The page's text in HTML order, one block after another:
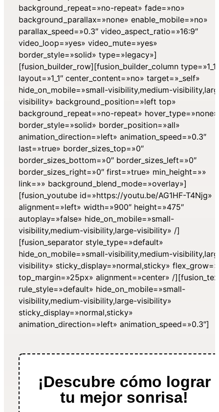
background_repeat=»no-repeat» fade=»no»
background_parallax=»none» enable_mobile=»no»
parallax_speed=»0.3″ video_aspect_ratio=»16:9″
video_loop=»yes» video_mute=»yes»
border_style=»solid» type=»legacy»]
[fusion_builder_row][fusion_builder_column type=»1_1″
layout=»1_1″ center_content=»no» target=»_self»
hide_on_mobile=»small-visibility,medium-
visibility» background_position=»left top»
background_repeat=»no-repeat» hover_type=»none»
border_style=»solid» border_position=»all»
animation_direction=»left» animation_speed=»0.3″
last=»true» border_sizes_top=»0″
border_sizes_bottom=»0″ border_sizes_left=»0″
border_sizes_right=»0″ first=»true» min_height=»»
link=»» background_blend_mode=»overlay»]
[fusion_youtube id=»https://youtu.be/AG1HF-T4Njg»
alignment=»left» width=»900″ height=»475″
autoplay=»false» hide_on_mobile=»small-
visibility,medium-visibility,large-visibility» /]
[fusion_separator style_type=»default»
hide_on_mobile=»small-visibility,medium-
visibility» sticky_display=»normal,sticky»
top_margin=»25px» alignment=»center» /
rule_style=»default» hide_on_mobile=»small-
visibility,medium-visibility,large-visibility»
sticky_display=»normal,sticky»
animation_direction=»left» animation_speed=»0.3″]
¡Descubre cómo lograr
tu mejor sonrisa!